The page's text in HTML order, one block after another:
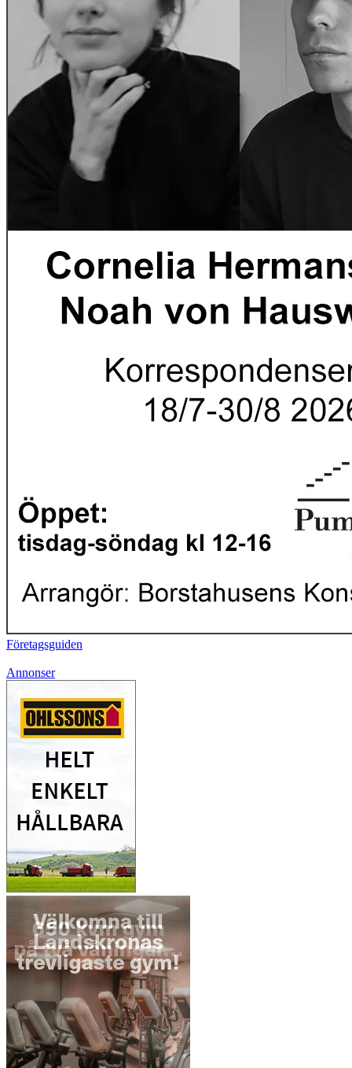
Företagsguiden
Annonser